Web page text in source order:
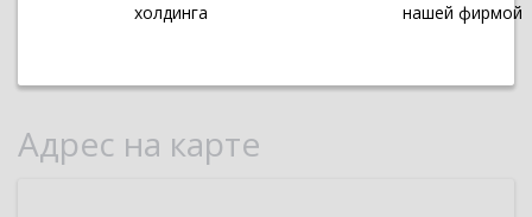
холдинга
нашей фирмой
Адрес на карте